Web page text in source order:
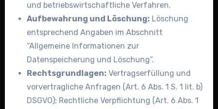
und betriebswirtschaftliche Verfahren.
Aufbewahrung und Löschung: Löschung
entsprechend Angaben im Abschnitt
“Allgemeine Informationen zur
Datenspeicherung und Löschung”.
Rechtsgrundlagen: Vertragserfüllung und
vorvertragliche Anfragen (Art. 6 Abs. 1 S. 1 lit. b)
DSGVO); Rechtliche Verpflichtung (Art. 6 Abs. 1